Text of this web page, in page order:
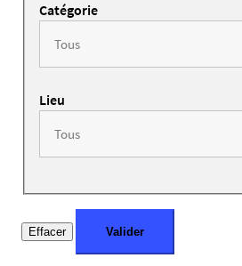
Catégorie
Lieu